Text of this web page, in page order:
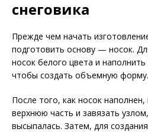
снеговика
Прежде чем начать
подготовить основу — носок.
носок белого цвета и
чтобы создать объемную форму.
После того, как носок
верхнюю часть и завязать
высыпалась. Затем, для